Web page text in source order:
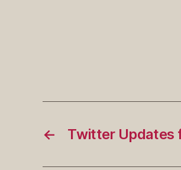
← Twitter Updates